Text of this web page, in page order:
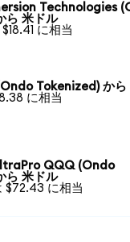
Technologies
ら 米ドル
に相当
Tokenized) から
に相当
QQQ (Ondo
ら 米ドル
$72.43 に相当